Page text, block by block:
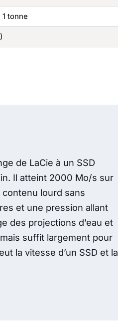
tonne
de LaCie à un SSD
Il atteint 2000 Mo/s sur
lourd sans
et une pression allant
des projections d’eau et
suffit largement pour
la vitesse d’un SSD et la